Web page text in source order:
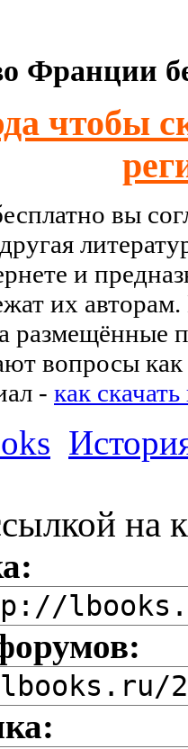
Франции
чтобы
вы
и
их
размещённые
вопросы как
- как
на